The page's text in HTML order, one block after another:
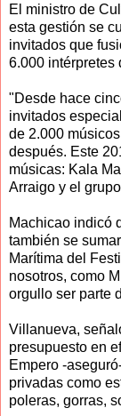
El ministro de
esta gestión se
invitados que
6.000 intérpretes
"Desde hace
invitados
de 2.000
después. Este
músicas: Kala
Arraigo y el
Machicao indicó
también se
Marítima del
nosotros, como
orgullo ser parte
Villanueva,
presupuesto en
Empero -
privadas como
poleras, gorras,